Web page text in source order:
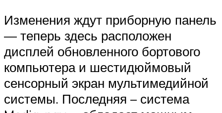
Изменения ждут приборную панель
— теперь здесь расположен
дисплей обновленного бортового
компьютера и шестидюймовый
сенсорный экран мультимедийной
системы. Последняя – система